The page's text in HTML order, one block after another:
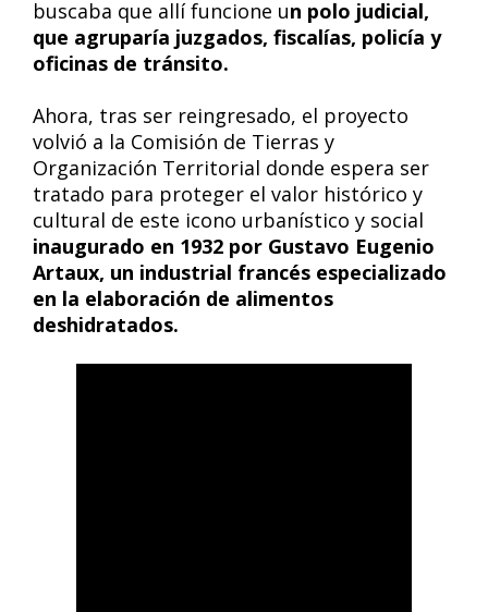
buscaba que allí funcione un polo judicial,
que agruparía juzgados, fiscalías, policía y
oficinas de tránsito.
Ahora, tras ser reingresado, el proyecto
volvió a la Comisión de Tierras y
Organización Territorial donde espera ser
tratado para proteger el valor histórico y
cultural de este icono urbanístico y social
inaugurado en 1932 por Gustavo Eugenio
Artaux, un industrial francés especializado
en la elaboración de alimentos
deshidratados.